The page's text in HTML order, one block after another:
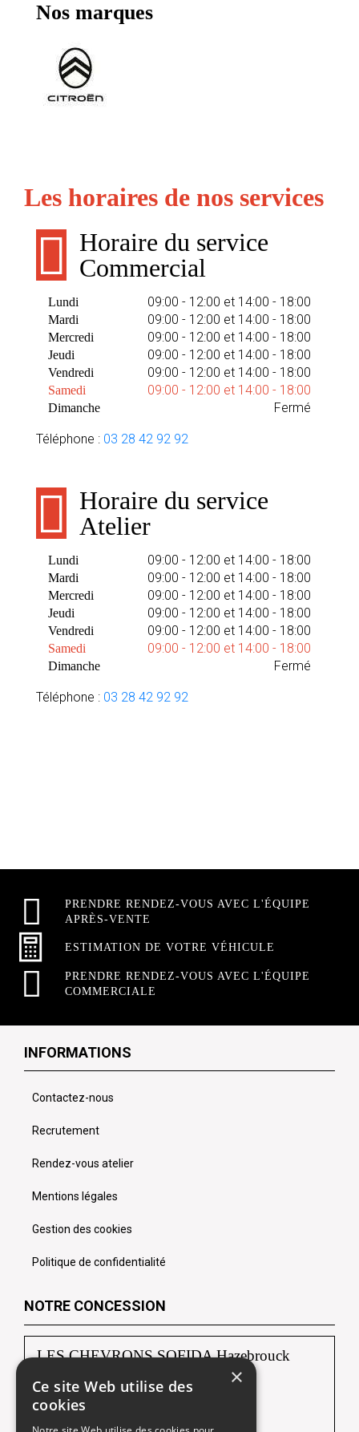
Nos marques
Les horaires de nos services
Horaire du service
Commercial
Lundi 09:00 - 12:00 et 14:00 - 18:00
Mardi 09:00 - 12:00 et 14:00 - 18:00
Mercredi 09:00 - 12:00 et 14:00 - 18:00
Jeudi 09:00 - 12:00 et 14:00 - 18:00
Vendredi 09:00 - 12:00 et 14:00 - 18:00
Samedi 09:00 - 12:00 et 14:00 - 18:00
Dimanche Fermé
Téléphone : 03 28 42 92 92
Horaire du service
Atelier
Lundi 09:00 - 12:00 et 14:00 - 18:00
Mardi 09:00 - 12:00 et 14:00 - 18:00
Mercredi 09:00 - 12:00 et 14:00 - 18:00
Jeudi 09:00 - 12:00 et 14:00 - 18:00
Vendredi 09:00 - 12:00 et 14:00 - 18:00
Samedi 09:00 - 12:00 et 14:00 - 18:00
Dimanche Fermé
Téléphone : 03 28 42 92 92
PRENDRE RENDEZ-VOUS AVEC L'ÉQUIPE
APRÈS-VENTE
ESTIMATION DE VOTRE VÉHICULE
PRENDRE RENDEZ-VOUS AVEC L'ÉQUIPE
COMMERCIALE
INFORMATIONS
Contactez-nous
Recrutement
Rendez-vous atelier
Mentions légales
Gestion des cookies
Politique de confidentialité
NOTRE CONCESSION
LES CHEVRONS SOFIDA Hazebrouck
88, route de Borre
59190 HAZEBROUCK
×
Ce site Web utilise des
cookies